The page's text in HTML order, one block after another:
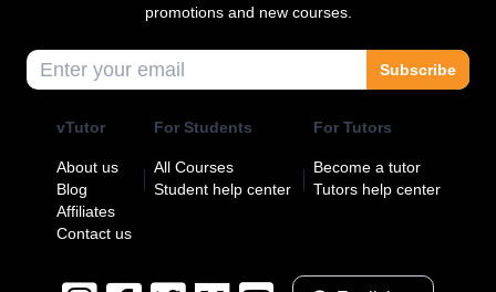
promotions and new courses.
Subscribe
vTutor
About us
Blog
Affiliates
Contact us
For Students
All Courses
Student help center
For Tutors
Become a tutor
Tutors help center